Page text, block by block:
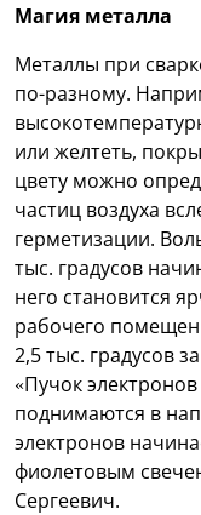
Магия металла
Металлы при
по-разному.
или желтеть,
цвету можно
частиц воздуха
герметизации.
тыс. градусов
него становится
рабочего
2,5 тыс. градусов
«Пучок
поднимаются в
электронов
фиолетовым
Сергеевич.